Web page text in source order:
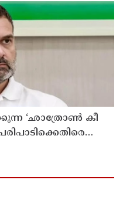
‘ഛാത്രോൺ കീ